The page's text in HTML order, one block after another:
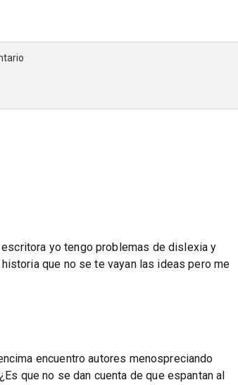
yo tengo problemas de dislexia y
que no se te vayan las ideas pero me
encuentro autores menospreciando
que no se dan cuenta de que espantan al